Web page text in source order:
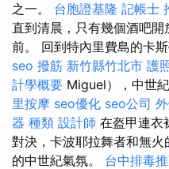
之一。 台胞證基隆 記帳士
直到清晨，只有幾個酒吧
前。 回到特內里費島的卡
seo 撥筋 新竹縣竹北市 護
計學概要 Miguel），中世
里按摩 seo優化 seo公司
器 種類 設計師 在盔甲連衣
對決，卡波耶拉舞者和無
的中世紀氣氛。 台中排毒